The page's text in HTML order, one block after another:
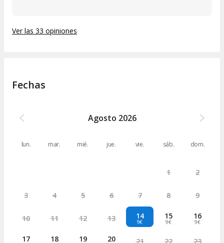
Ver las 33 opiniones
Fechas
Agosto 2026
lun. mar. mié. jue. vie. sáb. dom.
1 2
3 4 5 6 7 8 9
10 11 12 13 14
9€
15
9€
16
9€
17 18 19 20